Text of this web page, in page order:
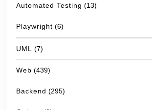
Automated Testing (13)
Playwright (6)
UML (7)
Web (439)
Backend (295)